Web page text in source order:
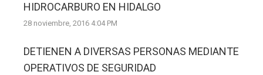
HIDROCARBURO EN HIDALGO
28 noviembre, 2016 4:04 PM
DETIENEN A DIVERSAS PERSONAS MEDIANTE
OPERATIVOS DE SEGURIDAD